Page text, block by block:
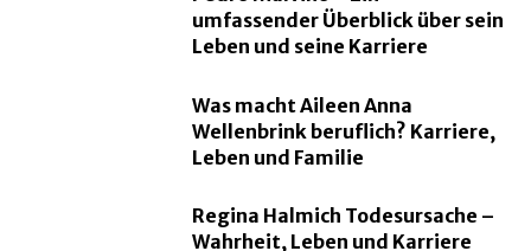
umfassender Überblick über sein
Leben und seine Karriere
Was macht Aileen Anna
Wellenbrink beruflich? Karriere,
Leben und Familie
Regina Halmich Todesursache –
Wahrheit, Leben und Karriere